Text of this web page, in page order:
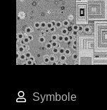
Symbole